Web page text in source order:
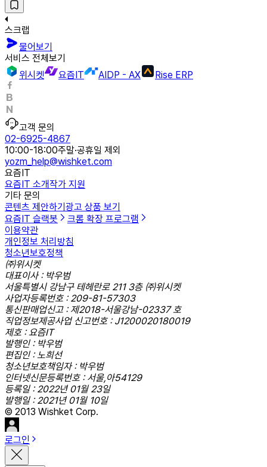
스크랩
물어보기
서비스 전체보기
위시켓
요즘IT AIDP - AX Rise ERP
고객 문의
02-6925-4867
10:00-18:00주말·공휴일 제외
yozm_help@wishket.com
요즘IT
요즘IT 소개작가 지원
기타 문의
콘텐츠 제안하기 광고 상품 보기
요즘IT 슬랙봇
크롬 확장 프로그램
이용약관
개인정보 처리방침
청소년보호정책
㈜위시켓
대표이사 : 박우범
서울특별시 강남구 테헤란로 211 3층 ㈜위시켓
사업자등록번호 : 209-81-57303
통신판매업신고 : 제2018-서울강남-02337 호
직업정보제공사업 신고번호 : J1200020180019
제호 : 요즘IT
발행인 : 박우범
편집인 : 노희선
청소년보호책임자 : 박우범
인터넷신문등록번호 : 서울,아54129
등록일 : 2022년 01월 23일
발행일 : 2021년 01월 10일
© 2013 Wishket Corp.
로그인